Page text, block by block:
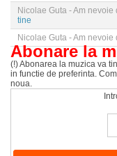
Nicolae Guta - Am
tine
Nicolae Guta - Am
Abonare la
(!) Abonarea la muzica va
in functie de preferinta.
noua.